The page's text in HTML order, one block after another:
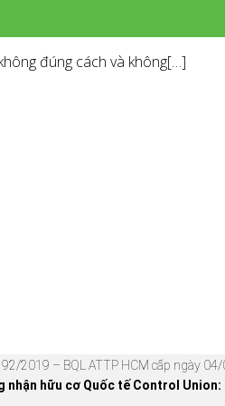
đúng cách và không[…]
2019 – BQL ATTP HCM cấp ngày
nhận hữu cơ Quốc tế Control